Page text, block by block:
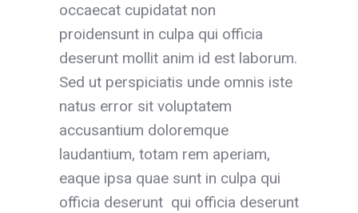
occaecat cupidatat non
proidensunt in culpa qui officia
deserunt mollit anim id est laborum.
Sed ut perspiciatis unde omnis iste
natus error sit voluptatem
accusantium doloremque
laudantium, totam rem aperiam,
eaque ipsa quae sunt in culpa qui
officia deserunt qui officia deserunt